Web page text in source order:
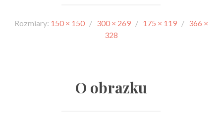
Rozmiary: 150 × 150 / 300 × 269 / 175 × 119 / 366 ×
328
O obrazku